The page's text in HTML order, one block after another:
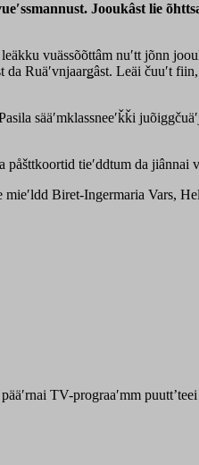
Jooukâst lie
vuässõõttâm nuʹtt jõnn
Ruäʹvnjaarǥâst. Leäi čuuʹt
sääʹmklassneeʹǩǩi
tieʹddtum da jiânnai
mieʹldd Biret-Ingermaria Vars,
TV-prograaʹmm